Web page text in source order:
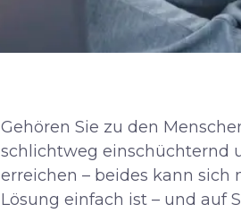
Gehören Sie zu den
schlichtweg einschüchternd
erreichen – beides kann sich
Lösung einfach ist – und auf